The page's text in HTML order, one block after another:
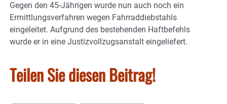
Gegen den 45-Jährigen wurde nun auch noch ein
Ermittlungsverfahren wegen Fahrraddiebstahls
eingeleitet. Aufgrund des bestehenden Haftbefehls
wurde er in eine Justizvollzugsanstalt eingeliefert.
Teilen Sie diesen Beitrag!